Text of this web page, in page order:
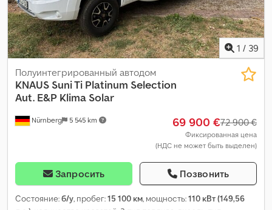
1 / 39
Nürnberg 5 545 km
Полуинтегрированный автодом
KNAUS Suni Ti Platinum Selection
Aut. E&P Klima Solar
69 900 €72 900 €
Фиксированная цена
(НДС не может быть выделен)
Запросить Позвонить
Состояние:б/у, пробег:15 100 км, мощность:110 кВт (149,56